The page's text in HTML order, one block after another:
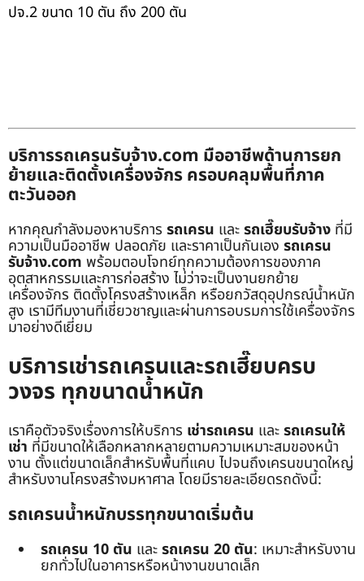
ปจ.2 ขนาด 10 ตัน ถึง 200 ตัน
บริการรถเครนรับจ้าง.com มืออาชีพด้านการยก
ย้ายและติดตั้งเครื่องจักร ครอบคลุมพื้นที่ภาค
ตะวันออก
หากคุณกำลังมองหาบริการ รถเครน และรถเฮี๊ยบรับจ้าง ที่มี
ความเป็นมืออาชีพ ปลอดภัย และราคาเป็นกันเอง รถเครน
รับจ้าง.com พร้อมตอบโจทย์ทุกความต้องการของภาค
อุตสาหกรรมและการก่อสร้าง ไม่ว่าจะเป็นงานยกย้าย
เครื่องจักร ติดตั้งโครงสร้างเหล็ก หรือยกวัสดุอุปกรณ์น้ำหนัก
สูง เรามีทีมงานที่เชี่ยวชาญและผ่านการอบรมการใช้เครื่องจักร
มาอย่างดีเยี่ยม
บริการเช่ารถเครนและรถเฮี๊ยบครบ
วงจร ทุกขนาดน้ำหนัก
เราคือตัวจริงเรื่องการให้บริการ เช่ารถเครน และรถเครนให้
เช่า ที่มีขนาดให้เลือกหลากหลายตามความเหมาะสมของหน้า
งาน ตั้งแต่ขนาดเล็กสำหรับพื้นที่แคบ ไปจนถึงเครนขนาดใหญ่
สำหรับงานโครงสร้างมหาศาล โดยมีรายละเอียดรถดังนี้:
รถเครนน้ำหนักบรรทุกขนาดเริ่มต้น
รถเครน 10 ตัน และรถเครน 20 ตัน: เหมาะสำหรับงาน
ยกทั่วไปในอาคารหรือหน้างานขนาดเล็ก